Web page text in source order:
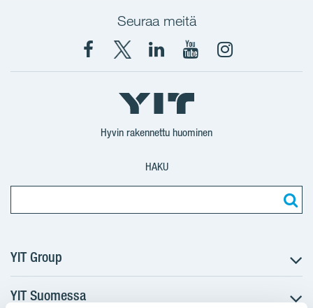
Seuraa meitä
Facebook
X
YIT
Suomi
YIT
Corporation
YIT
Corporation
Instagram
Hyvin rakennettu huominen
HAKU
YIT Group
Tietoa YIT:stä
YIT Suomessa